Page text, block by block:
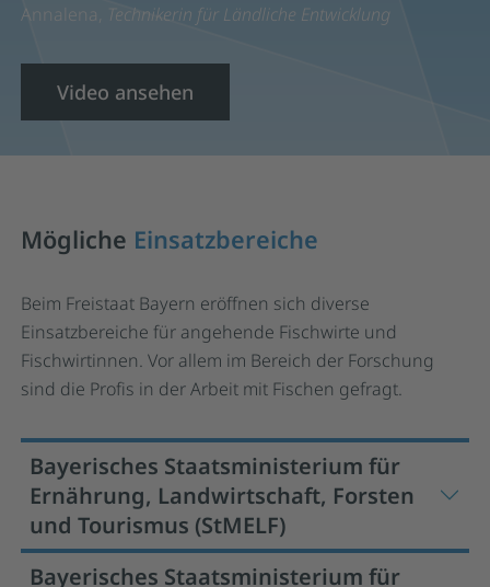
Annalena, Technikerin für Ländliche Entwicklung
Video ansehen
Mögliche Einsatzbereiche
Beim Freistaat Bayern eröffnen sich diverse
Einsatzbereiche für angehende Fischwirte und
Fischwirtinnen. Vor allem im Bereich der Forschung
sind die Profis in der Arbeit mit Fischen gefragt.
Bayerisches Staatsministerium für
Ernährung, Landwirtschaft, Forsten
und Tourismus (StMELF)
Bayerisches Staatsministerium für